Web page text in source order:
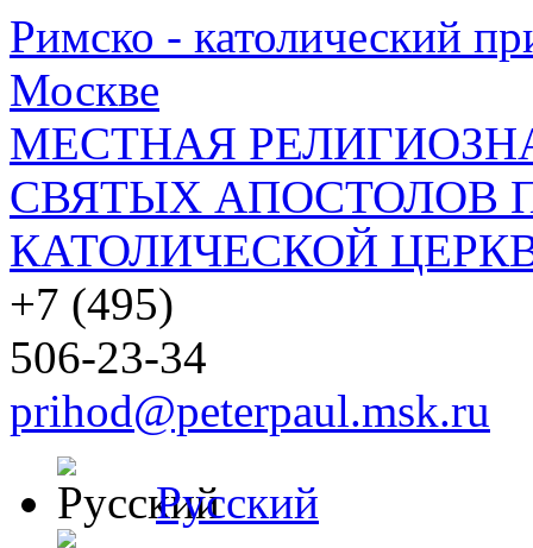
Римско - католический
Москве
МЕСТНАЯ
СВЯТЫХ АПОСТОЛОВ
КАТОЛИЧЕСКОЙ
+7 (495)
506-23-34
prihod@peterpaul.msk.ru
Русский